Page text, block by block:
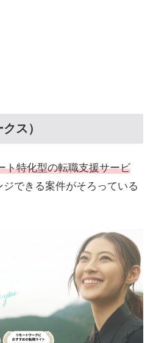
ス）
ト特化型の転職支援サービ
できる案件がそろっている